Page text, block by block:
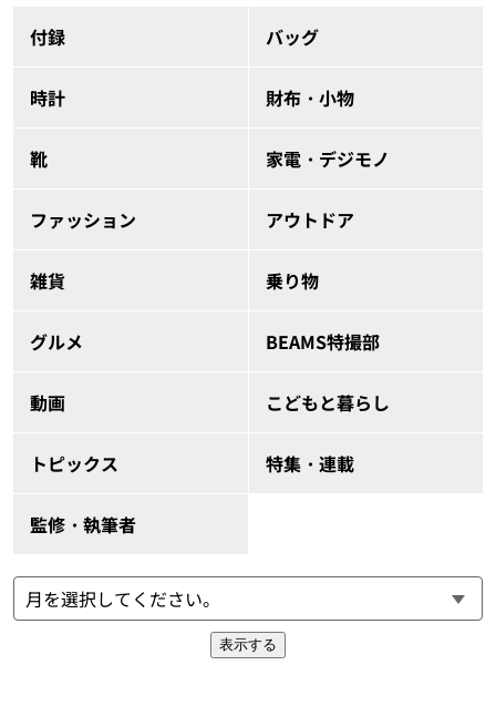
付録 バッグ
時計 財布・小物
靴 家電・デジモノ
ファッション アウトドア
雑貨 乗り物
グルメ BEAMS特撮部
動画 こどもと暮らし
トピックス 特集・連載
監修・執筆者
表示する